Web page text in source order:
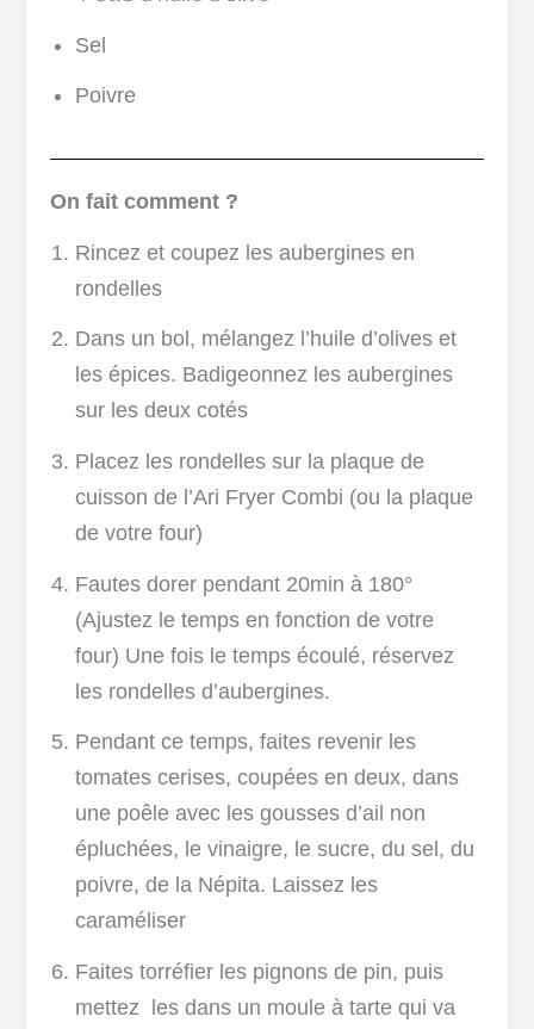
Sel
Poivre
On fait comment ?
Rincez et coupez les aubergines en
rondelles
Dans un bol, mélangez l’huile d’olives et
les épices. Badigeonnez les aubergines
sur les deux cotés
Placez les rondelles sur la plaque de
cuisson de l’Ari Fryer Combi (ou la plaque
de votre four)
Fautes dorer pendant 20min à 180°
(Ajustez le temps en fonction de votre
four) Une fois le temps écoulé, réservez
les rondelles d’aubergines.
Pendant ce temps, faites revenir les
tomates cerises, coupées en deux, dans
une poêle avec les gousses d’ail non
épluchées, le vinaigre, le sucre, du sel, du
poivre, de la Népita. Laissez les
caraméliser
Faites torréfier les pignons de pin, puis
mettez les dans un moule à tarte qui va